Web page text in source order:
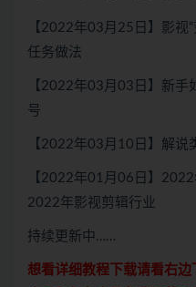
【2022年03月25日】影视
任务做法
【2022年03月03日】新手
号
【2022年03月10日】解说
【2022年01月06日】
2022年影视剪辑行业
持续更新中……
想看详细教程下载请看右边